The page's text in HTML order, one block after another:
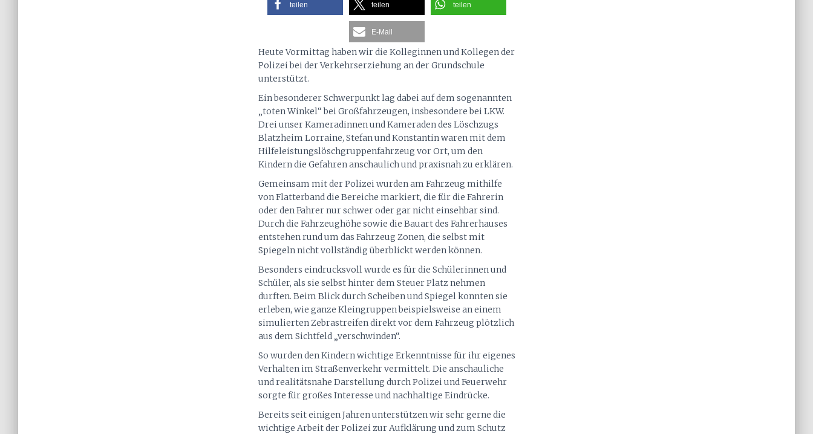
teilen teilen teilen
E-Mail
Heute Vormittag haben wir die Kolleginnen und Kollegen der
Polizei bei der Verkehrserziehung an der Grundschule
unterstützt.
Ein besonderer Schwerpunkt lag dabei auf dem sogenannten
„toten Winkel“ bei Großfahrzeugen, insbesondere bei LKW.
Drei unser Kameradinnen und Kameraden des Löschzugs
Blatzheim Lorraine, Stefan und Konstantin waren mit dem
Hilfeleistungslöschgruppenfahrzeug vor Ort, um den
Kindern die Gefahren anschaulich und praxisnah zu erklären.
Gemeinsam mit der Polizei wurden am Fahrzeug mithilfe
von Flatterband die Bereiche markiert, die für die Fahrerin
oder den Fahrer nur schwer oder gar nicht einsehbar sind.
Durch die Fahrzeughöhe sowie die Bauart des Fahrerhauses
entstehen rund um das Fahrzeug Zonen, die selbst mit
Spiegeln nicht vollständig überblickt werden können.
Besonders eindrucksvoll wurde es für die Schülerinnen und
Schüler, als sie selbst hinter dem Steuer Platz nehmen
durften. Beim Blick durch Scheiben und Spiegel konnten sie
erleben, wie ganze Kleingruppen beispielsweise an einem
simulierten Zebrastreifen direkt vor dem Fahrzeug plötzlich
aus dem Sichtfeld „verschwinden“.
So wurden den Kindern wichtige Erkenntnisse für ihr eigenes
Verhalten im Straßenverkehr vermittelt. Die anschauliche
und realitätsnahe Darstellung durch Polizei und Feuerwehr
sorgte für großes Interesse und nachhaltige Eindrücke.
Bereits seit einigen Jahren unterstützen wir sehr gerne die
wichtige Arbeit der Polizei zur Aufklärung und zum Schutz